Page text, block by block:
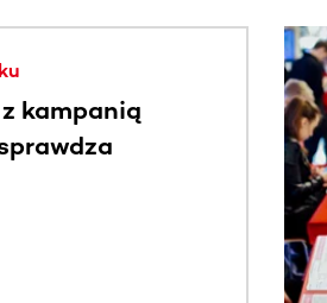
klawisza Tab lub przesuń
kampanią